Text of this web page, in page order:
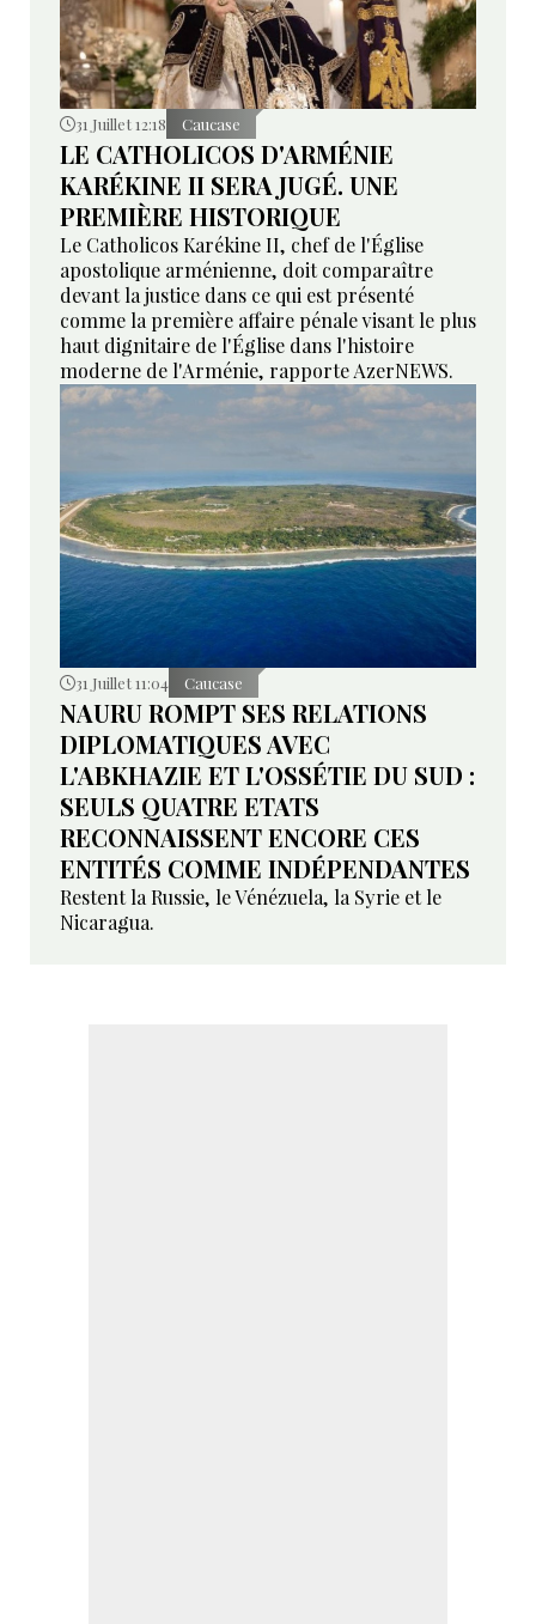
31 Juillet 12:18 Caucase
LE CATHOLICOS D'ARMÉNIE
KARÉKINE II SERA JUGÉ. UNE
PREMIÈRE HISTORIQUE
Le Catholicos Karékine II, chef de l'Église
apostolique arménienne, doit comparaître
devant la justice dans ce qui est présenté
comme la première affaire pénale visant le plus
haut dignitaire de l'Église dans l'histoire
moderne de l'Arménie, rapporte AzerNEWS.
31 Juillet 11:04 Caucase
NAURU ROMPT SES RELATIONS
DIPLOMATIQUES AVEC
L'ABKHAZIE ET L'OSSÉTIE DU SUD :
SEULS QUATRE ETATS
RECONNAISSENT ENCORE CES
ENTITÉS COMME INDÉPENDANTES
Restent la Russie, le Vénézuela, la Syrie et le
Nicaragua.